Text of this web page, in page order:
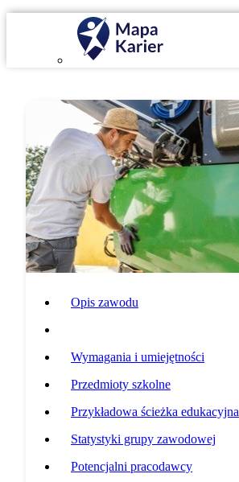
Opis zawodu
Wymagania i umiejętności
Przedmioty szkolne
Przykładowa ścieżka edukacyjna
Statystyki grupy zawodowej
Potencjalni pracodawcy